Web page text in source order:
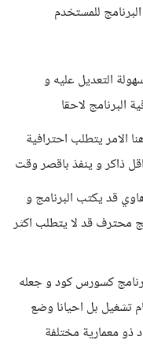
للمستخدم
التعديل عليه و
البرنامج لاحقا
الامر يتطلب احترافية
ذاكر و ينفذ باقصر وقت
قد يكتب البرنامج و
مبرمج محترف قد لا يتطلب اكثر
كسورس كود و جعله
تشغيل بل احيانا وضع
ذو معمارية مختلفة